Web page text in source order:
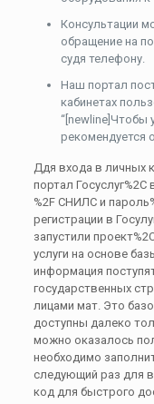
Консультации
обращение на
судя телефону.
Наш портал
кабинетах
“[newline]Чтобы
рекомендуется
Ддя входа в личных
портал
%2F СНИЛС и
регистрации в
запустили
услуги на основе
информация
государственных
лицами мат. Это
доступны далеко
можно оказалось
необходимо
следующий раз для
код для быстрого